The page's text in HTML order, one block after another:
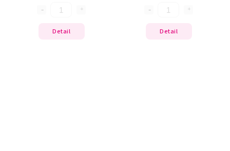
Detail Detail